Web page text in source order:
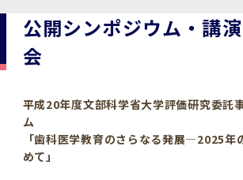
沿革
建物沿革
歴代校長及び学長
学問と教育の聖地 湯島に建つ東京医
学
教育について
研究について
アクセストップ
キャンパスマップ
運営組織
運営組織トップ
大学組織一覧
広報誌・刊行物
広報誌・刊行物トップ
大学の計画と評価
学部入学案内トップ
アドミッション・ポリシー
入試制度
大学院入学案内
大学院入学案内トップ
募集要項
聴講生・科目等履修生および大学
聴講生・科目等履修生および大学
トップ
入学に関するお問い合わせ窓口
今後の博士学生向け支援制度について
令和8年度（2026年度）総合知と癒
フロントランナー育成プログラム
Tokyo Post-SPRING(医歯学系)春
て
Science Tokyo BOOST (医歯学系)
令和8年度（2026年度）トップレベ
ための共創型エキスパート人材育成
対象学生（Science Tokyo
系）生）の募集について
CS（クリニシャン・サイエンティス
CS（クリニシャン・サイエンティス
援制度トップ
授業・カリキュラム
授業・カリキュラムトップ
入学料・授業料・奨学金
教育理念トップ
ポリシー
ポリシートップ
医学部（医学科･保健衛生学科）
医学部（医学科･保健衛生学科）
歯学部（歯学科･口腔保健学科）
教養部
医科（医系診療部門）
歯科（歯系診療部門）
研究・連携トップ
外部資金
外部資金トップ
研究手続き
国際交流
大学基金
受験生
公開シンポジウム・講
会
平成20年度文部科学省大学評価研究委
ム
「歯科医学教育のさらなる発展―2025年
めて」